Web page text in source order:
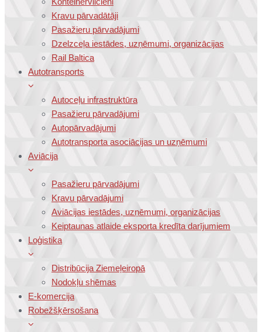
Kravu pārvadātāji
Pasažieru pārvadājumi
Dzelzceļa iestādes, uzņēmumi, organizācijas
Rail Baltica
Autotransports
Autoceļu infrastruktūra
Pasažieru pārvadājumi
Autopārvadājumi
Autotransporta asociācijas un uzņēmumi
Aviācija
Pasažieru pārvadājumi
Kravu pārvadājumi
Aviācijas iestādes, uzņēmumi, organizācijas
Keiptaunas atlaide eksporta kredīta darījumiem
Loģistika
Distribūcija Ziemeļeiropā
Nodokļu shēmas
E-komercija
Robežšķērsošana